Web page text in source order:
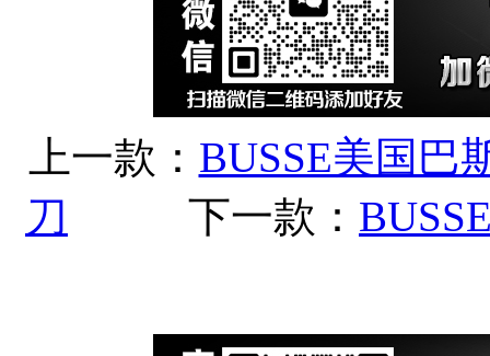
上一款： BUSSE美国巴
刀
下一款：